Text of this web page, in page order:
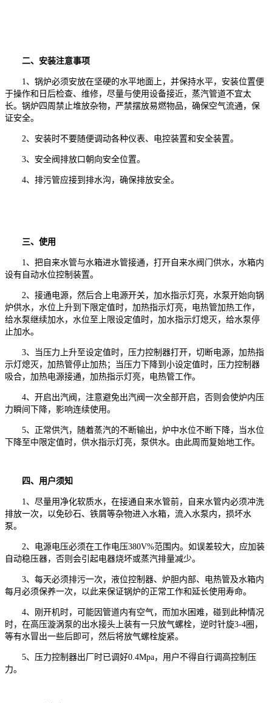
二、安装注意事项
1、锅炉必须安放在坚硬的水平地面上，并保持水平，安装位置便
于操作和日后检查、维修，尽量与使用设备接近，蒸汽管道不宜太
长。锅炉四周禁止堆放杂物，严禁摆放易燃物品，确保空气流通，保
证安全。
2、安装时不要随便调动各种仪表、电控装置和安全装置。
3、安全阀排放口朝向安全位置。
4、排污管应接到排水沟，确保排放安全。
三、使用
1、把自来水管与水箱进水管接通，打开自来水阀门供水，水箱内
设有自动水位控制装置。
2、接通电源，然后合上电源开关，加水指示灯亮，水泵开始向锅
炉供水，水位上升到下限定值时，加热指示灯亮，电热管加热工作，
给水泵继续加水，水位至上限设定值时，加水指示灯熄灭，给水泵停
止加水。
3、当压力上升至设定值时，压力控制器打开，切断电源，加热指
示灯熄灭，加热管停止加热；当压力下降到小设定值时，压力控制器
吸合，加热电源接通，加热指示灯亮，电热管工作。
4、开启出汽阀，注意避免出汽阀一次全部开启，否则会使炉内压
力瞬间下降，影响连续使用。
5、正常供汽，随着蒸汽的不断输出，炉中水位不断下降，当水位
下降至中限定值时，供水指示灯亮，泵供水。由此周而复始地工作。
四、用户须知
1、尽量用净化软质水，在接通自来水管前，自来水管内必须冲洗
排放一次，以免砂石、铁屑等杂物进入水箱，流入水泵内，损坏水
泵。
2、电源电压必须在工作电压380V%范围内。如误差较大，应加装
自动稳压器，否则会引起电器烧坏或蒸汽排量减少。
3、每天必须排污一次，液位控制器、炉胆内部、电热管及水箱内
每月必须保养一次，以此来保证锅炉的正常工作和延长使用寿命。
4、刚开机时，可能因管道内有空气，而加水困难，碰到此种情况
时，在高压漩涡泵的出水接头上装有一只放气螺栓，逆时针旋3-4圈，
等有水冒出一些后即可，然后将放气螺栓旋紧。
5、压力控制器出厂时已调好0.4Mpa，用户不得自行调高控制压
力。